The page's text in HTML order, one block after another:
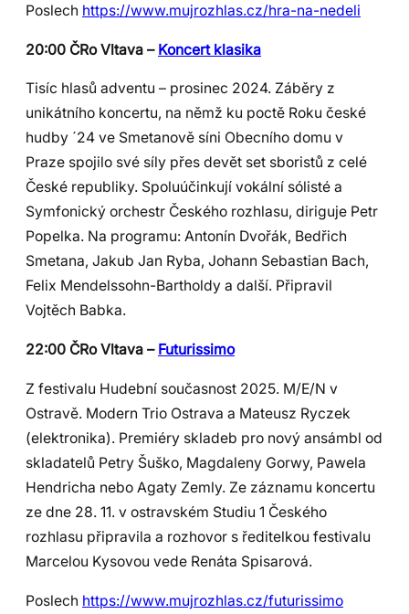
Poslech https://www.mujrozhlas.cz/hra-na-nedeli
20:00 ČRo Vltava – Koncert klasika
Tisíc hlasů adventu – prosinec 2024. Záběry z
unikátního koncertu, na němž ku poctě Roku české
hudby ´24 ve Smetanově síni Obecního domu v
Praze spojilo své síly přes devět set sboristů z celé
České republiky. Spoluúčinkují vokální sólisté a
Symfonický orchestr Českého rozhlasu, diriguje Petr
Popelka. Na programu: Antonín Dvořák, Bedřich
Smetana, Jakub Jan Ryba, Johann Sebastian Bach,
Felix Mendelssohn-Bartholdy a další. Připravil
Vojtěch Babka.
22:00 ČRo Vltava – Futurissimo
Z festivalu Hudební současnost 2025. M/E/N v
Ostravě. Modern Trio Ostrava a Mateusz Ryczek
(elektronika). Premiéry skladeb pro nový ansámbl od
skladatelů Petry Šuško, Magdaleny Gorwy, Pawela
Hendricha nebo Agaty Zemly. Ze záznamu koncertu
ze dne 28. 11. v ostravském Studiu 1 Českého
rozhlasu připravila a rozhovor s ředitelkou festivalu
Marcelou Kysovou vede Renáta Spisarová.
Poslech https://www.mujrozhlas.cz/futurissimo